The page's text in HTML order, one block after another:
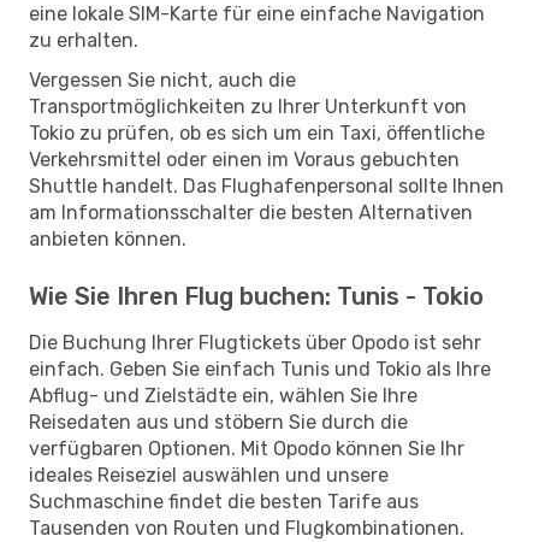
eine lokale SIM-Karte für eine einfache Navigation
zu erhalten.
Vergessen Sie nicht, auch die
Transportmöglichkeiten zu Ihrer Unterkunft von
Tokio zu prüfen, ob es sich um ein Taxi, öffentliche
Verkehrsmittel oder einen im Voraus gebuchten
Shuttle handelt. Das Flughafenpersonal sollte Ihnen
am Informationsschalter die besten Alternativen
anbieten können.
Wie Sie Ihren Flug buchen: Tunis - Tokio
Die Buchung Ihrer Flugtickets über Opodo ist sehr
einfach. Geben Sie einfach Tunis und Tokio als Ihre
Abflug- und Zielstädte ein, wählen Sie Ihre
Reisedaten aus und stöbern Sie durch die
verfügbaren Optionen. Mit Opodo können Sie Ihr
ideales Reiseziel auswählen und unsere
Suchmaschine findet die besten Tarife aus
Tausenden von Routen und Flugkombinationen.